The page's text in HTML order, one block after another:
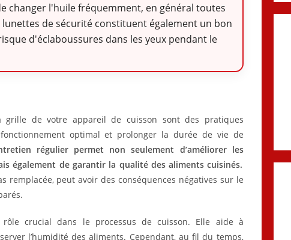
changer l'huile fréquemment, en général toutes
lunettes de sécurité constituent également un bon
d'éclaboussures dans les yeux pendant le
grille de votre appareil de cuisson sont des pratiques
optimal et prolonger la durée de vie de
régulier permet non seulement d’améliorer les
également de garantir la qualité des aliments cuisinés.
remplacée, peut avoir des conséquences négatives sur le
rôle crucial dans le processus de cuisson. Elle aide à
l’humidité des aliments. Cependant, au fil du temps,